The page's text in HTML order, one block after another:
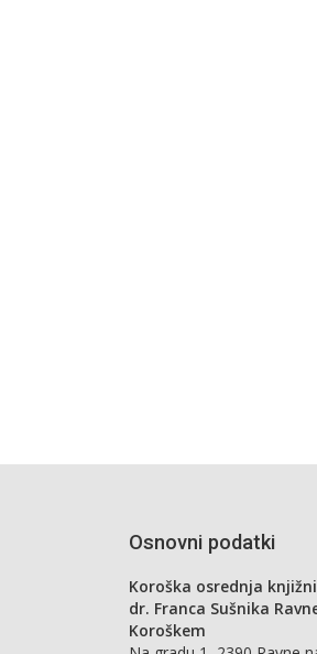
Osnovni podatki
Koroška osrednja
dr. Franca Sušnika
Koroškem